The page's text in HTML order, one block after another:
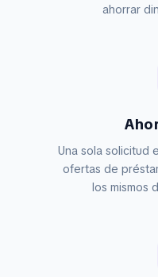
ahorrar
Una sola solicitud
ofertas de
los mismos